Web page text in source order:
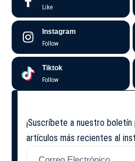
Like
Instagram
Follow
Tiktok
Follow
¡Suscríbete a nuestro
artículos más recientes al